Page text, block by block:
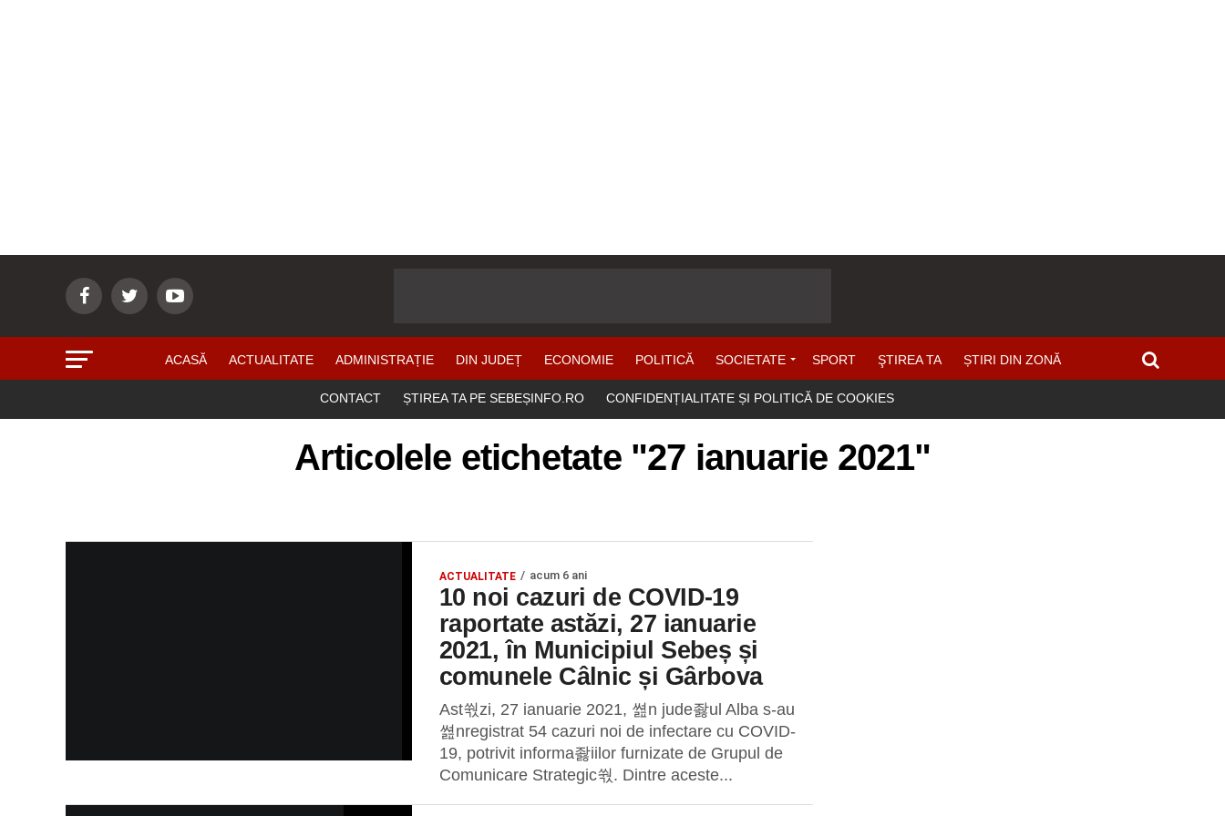
ACASĂ ACTUALITATE ADMINISTRAȚIE DIN JUDEȚ ECONOMIE POLITICĂ SOCIETATE SPORT ŞTIREA TA ȘTIRI DIN ZONĂ
CONTACT ȘTIREA TA PE SEBEȘINFO.RO CONFIDENȚIALITATE ȘI POLITICĂ DE COOKIES
Articolele etichetate "27 ianuarie 2021"
ACTUALITATE acum 6 ani
10 noi cazuri de COVID-19
raportate astăzi, 27 ianuarie
2021, în Municipiul Sebeș și
comunele Câlnic și Gârbova
Ast쒃zi, 27 ianuarie 2021, 쎮n jude좛ul Alba s-au
쎮nregistrat 54 cazuri noi de infectare cu COVID-
19, potrivit informa좛iilor furnizate de Grupul de
Comunicare Strategic쒃. Dintre aceste...